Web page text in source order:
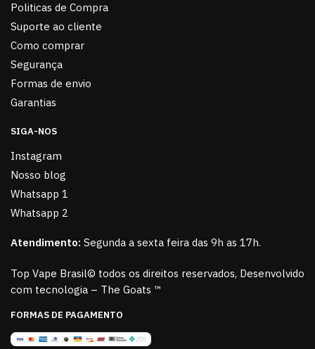
Politicas de Compra
Suporte ao cliente
Como comprar
Segurança
Formas de envio
Garantias
SIGA-NOS
Instagram
Nosso blog
Whatsapp 1
Whatsapp 2
Atendimento: Segunda a sexta feira das 9h as 17h.
Top Vape Brasil© todos os direitos reservados, Desenvolvido
com tecnologia – The Goats ™
FORMAS DE PAGAMENTO